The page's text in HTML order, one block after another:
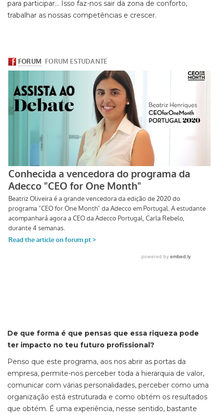
para participar... Isso faz-nos sair da zona de conforto,
trabalhar as nossas competências e crescer.
De que forma é que pensas que essa riqueza pode
ter impacto no teu futuro profissional?
Penso que este programa, aos nos abrir as portas da
empresa, permite-nos perceber toda a hierarquia de valor,
comunicar com várias personalidades, perceber como uma
organização está estruturada e como obtém os resultados
que obtém. É uma experiência, nesse sentido, bastante